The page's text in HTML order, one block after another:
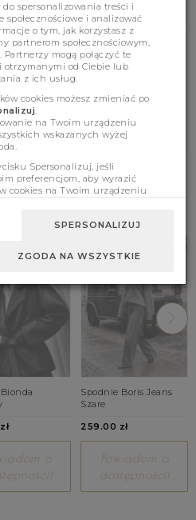
Bionda
o
Spodnie Boris Jeans
Szare
259.00 zł
Powiadom o
dostępności!
spersonalizowania treści i
i analizować
o tym, jak korzystasz z
partnerom społecznościowym,
mogą połączyć te
od Ciebie lub
z ich usług.
cookies możesz zmieniać po
.
na Twoim urządzeniu
wskazanych wyżej
Spersonalizuj, jeśli
preferencjom, aby wyrazić
cookies na Twoim urządzeniu
SPERSONALIZUJ
ZGODA NA WSZYSTKIE